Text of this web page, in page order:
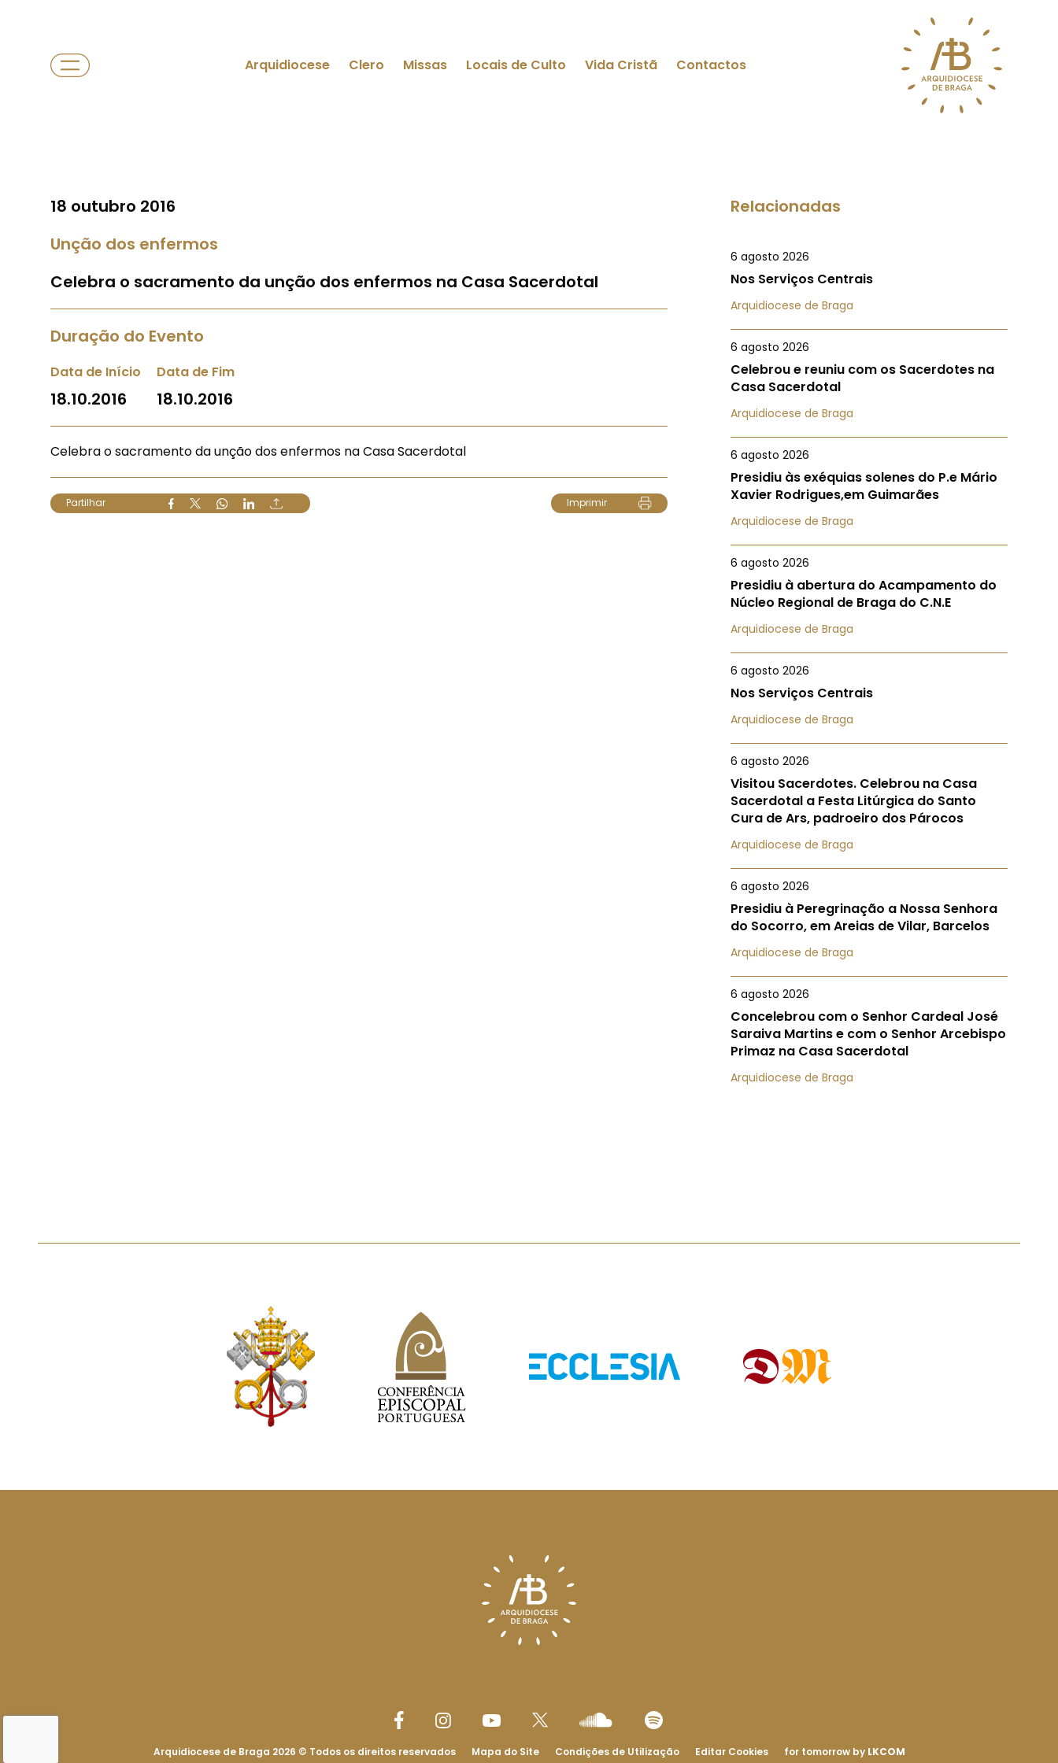
Arquidiocese Clero Missas Locais de Culto Vida Cristã Contactos
18 outubro 2016
Unção dos enfermos
Celebra o sacramento da unção dos enfermos na Casa Sacerdotal
Duração do Evento
Data de Início
18.10.2016
Data de Fim
18.10.2016
Celebra o sacramento da unção dos enfermos na Casa Sacerdotal
Partilhar Imprimir
Relacionadas
6 agosto 2026
Nos Serviços Centrais
Arquidiocese de Braga
6 agosto 2026
Celebrou e reuniu com os Sacerdotes na
Casa Sacerdotal
Arquidiocese de Braga
6 agosto 2026
Presidiu às exéquias solenes do P.e Mário
Xavier Rodrigues,em Guimarães
Arquidiocese de Braga
6 agosto 2026
Presidiu à abertura do Acampamento do
Núcleo Regional de Braga do C.N.E
Arquidiocese de Braga
6 agosto 2026
Nos Serviços Centrais
Arquidiocese de Braga
6 agosto 2026
Visitou Sacerdotes. Celebrou na Casa
Sacerdotal a Festa Litúrgica do Santo
Cura de Ars, padroeiro dos Párocos
Arquidiocese de Braga
6 agosto 2026
Presidiu à Peregrinação a Nossa Senhora
do Socorro, em Areias de Vilar, Barcelos
Arquidiocese de Braga
6 agosto 2026
Concelebrou com o Senhor Cardeal José
Saraiva Martins e com o Senhor Arcebispo
Primaz na Casa Sacerdotal
Arquidiocese de Braga
Arquidiocese de Braga 2026 © Todos os direitos reservados Mapa do Site Condições de Utilização Editar Cookies for tomorrow by LKCOM